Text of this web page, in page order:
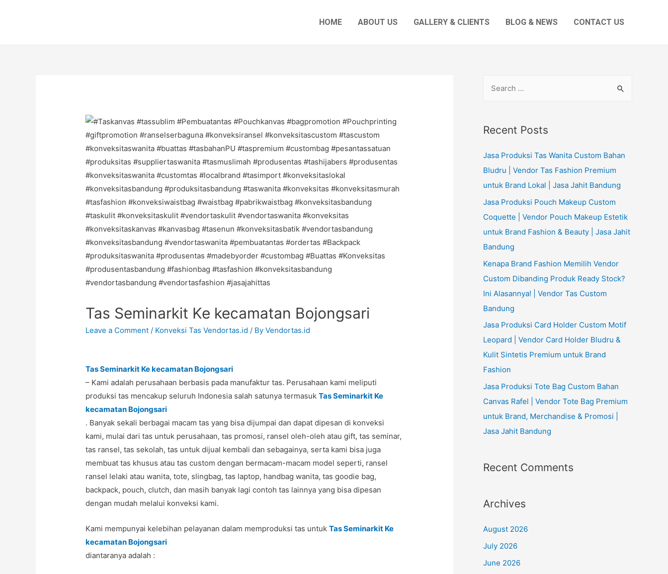
HOME ABOUT US GALLERY & CLIENTS BLOG & NEWS CONTACT US
Tas Seminarkit Ke kecamatan Bojongsari
Leave a Comment / Konveksi Tas Vendortas.id / ByVendortas.id
Tas Seminarkit Ke kecamatan Bojongsari
– Kami adalah perusahaan berbasis pada manufaktur tas. Perusahaan kami meliputi
produksi tas mencakup seluruh Indonesia salah satunya termasukTas Seminarkit Ke
kecamatan Bojongsari
. Banyak sekali berbagai macam tas yang bisa dijumpai dan dapat dipesan di konveksi
kami, mulai dari tas untuk perusahaan, tas promosi, ransel oleh-oleh atau gift, tas seminar,
tas ransel, tas sekolah, tas untuk dijual kembali dan sebagainya, serta kami bisa juga
membuat tas khusus atau tas custom dengan bermacam-macam model seperti, ransel
ransel lelaki atau wanita, tote, slingbag, tas laptop, handbag wanita, tas goodie bag,
backpack, pouch, clutch, dan masih banyak lagi contoh tas lainnya yang bisa dipesan
dengan mudah melalui konveksi kami.
Kami mempunyai kelebihan pelayanan dalam memproduksi tas untukTas Seminarkit Ke
kecamatan Bojongsari
diantaranya adalah :
r
h
f
o
r
:
Recent Posts
Jasa Produksi Tas Wanita Custom Bahan
Bludru | Vendor Tas Fashion Premium
untuk Brand Lokal | Jasa Jahit Bandung
Jasa Produksi Pouch Makeup Custom
Coquette | Vendor Pouch Makeup Estetik
untuk Brand Fashion & Beauty | Jasa Jahit
Bandung
Kenapa Brand Fashion Memilih Vendor
Custom Dibanding Produk Ready Stock?
Ini Alasannya! | Vendor Tas Custom
Bandung
Jasa Produksi Card Holder Custom Motif
Leopard | Vendor Card Holder Bludru &
Kulit Sintetis Premium untuk Brand
Fashion
Jasa Produksi Tote Bag Custom Bahan
Canvas Rafel | Vendor Tote Bag Premium
untuk Brand, Merchandise & Promosi |
Jasa Jahit Bandung
Recent Comments
Archives
August 2026
July 2026
June 2026